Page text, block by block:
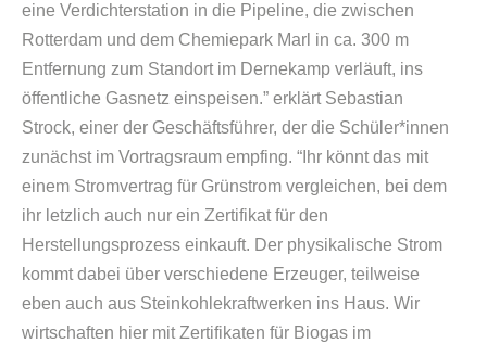
eine Verdichterstation in die Pipeline, die zwischen
Rotterdam und dem Chemiepark Marl in ca. 300 m
Entfernung zum Standort im Dernekamp verläuft, ins
öffentliche Gasnetz einspeisen.” erklärt Sebastian
Strock, einer der Geschäftsführer, der die Schüler*innen
zunächst im Vortragsraum empfing. “Ihr könnt das mit
einem Stromvertrag für Grünstrom vergleichen, bei dem
ihr letzlich auch nur ein Zertifikat für den
Herstellungsprozess einkauft. Der physikalische Strom
kommt dabei über verschiedene Erzeuger, teilweise
eben auch aus Steinkohlekraftwerken ins Haus. Wir
wirtschaften hier mit Zertifikaten für Biogas im